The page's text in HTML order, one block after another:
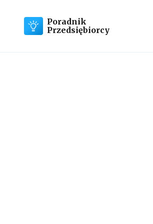
Poradnik
Przedsiębiorcy